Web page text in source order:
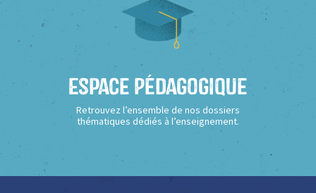
Espace Pédagogique
Retrouvez l’ensemble de nos dossiers
thématiques dédiés à l’enseignement.